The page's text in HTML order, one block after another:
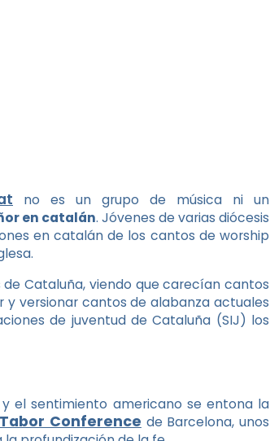
no es un grupo de música ni un
en catalán. Jóvenes de varias diócesis
en catalán de los cantos de worship
de Cataluña, viendo que carecían cantos
y versionar cantos de alabanza actuales
de juventud de Cataluña (SIJ) los
el sentimiento americano se entona la
Tabor Conference de Barcelona, unos